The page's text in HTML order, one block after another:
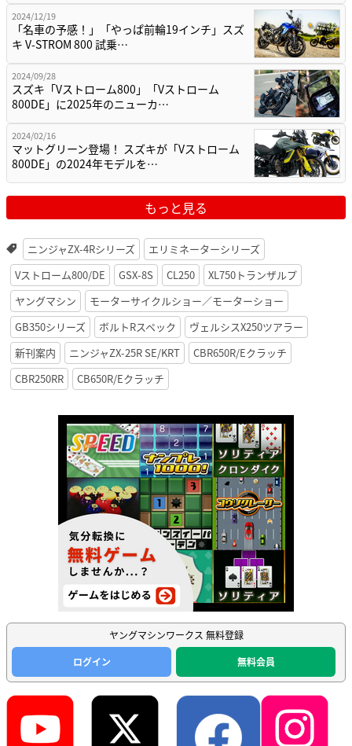
2024/12/19
「名車の予感！」「やっぱ前輪19インチ」スズ
キ V-STROM 800 試乗…
2024/09/28
スズキ「Vストローム800」「Vストローム
800DE」に2025年のニューカ…
2024/02/16
マットグリーン登場！ スズキが「Vストローム
800DE」の2024年モデルを…
もっと見る
ニンジャZX-4Rシリーズ
エリミネーターシリーズ
Vストローム800/DE
GSX-8S CL250
XL750トランザルプ
ヤングマシン
モーターサイクルショー／モーターショー
GB350シリーズ
ボルトRスペック
ヴェルシスX250ツアラー
新刊案内
ニンジャZX-25R SE/KRT
CBR650R/Eクラッチ
CBR250RR
CB650R/Eクラッチ
ヤングマシンワークス 無料登録
ログイン
無料会員